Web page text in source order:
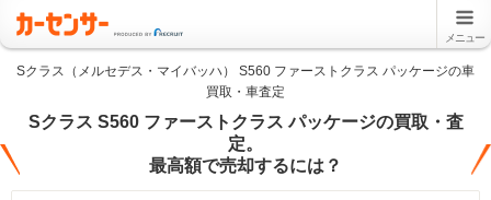
メニュー
Sクラス（メルセデス・マイバッハ） S560 ファーストクラス パッケージの車
買取・車査定
Sクラス S560 ファーストクラス パッケージの買取・査
定。
最高額で売却するには？